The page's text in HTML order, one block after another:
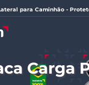
para Caminhão -
Carga